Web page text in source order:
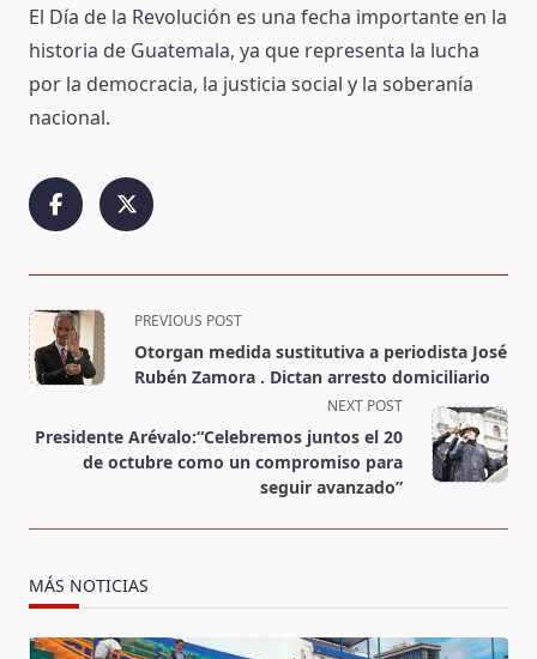
El Día de la Revolución es una fecha importante en la
historia de Guatemala, ya que representa la lucha
por la democracia, la justicia social y la soberanía
nacional.
<span
class="nav-
subtitle
reader-
text">Page</span>
PREVIOUS POST
Otorgan medida sustitutiva a periodista José
Rubén Zamora . Dictan arresto domiciliario
NEXT POST
Presidente Arévalo:“Celebremos juntos el 20
de octubre como un compromiso para
seguir avanzado”
MÁS NOTICIAS